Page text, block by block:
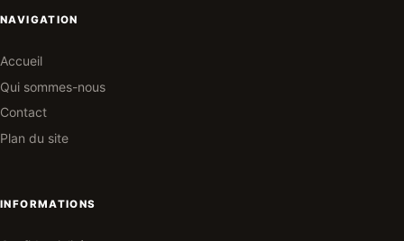
NAVIGATION
Accueil
Qui sommes-nous
Contact
Plan du site
INFORMATIONS